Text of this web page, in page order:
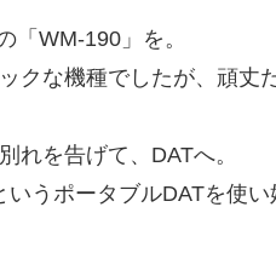
「WM-190」を。
クな機種でしたが、頑丈
れを告げて、DATへ。
うポータブルDATを使い